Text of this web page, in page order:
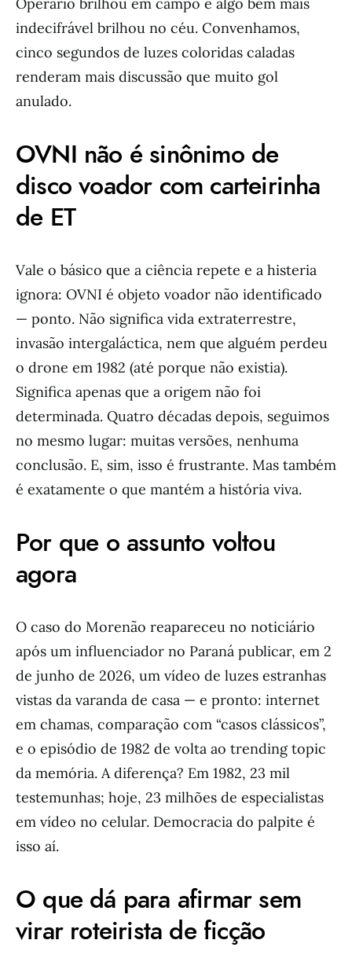
indecifrável brilhou no céu. Convenhamos,
cinco segundos de luzes coloridas caladas
renderam mais discussão que muito gol
anulado.
OVNI não é sinônimo de
disco voador com carteirinha
de ET
Vale o básico que a ciência repete e a histeria
ignora: OVNI é objeto voador não identificado
— ponto. Não significa vida extraterrestre,
invasão intergaláctica, nem que alguém perdeu
o drone em 1982 (até porque não existia).
Significa apenas que a origem não foi
determinada. Quatro décadas depois, seguimos
no mesmo lugar: muitas versões, nenhuma
conclusão. E, sim, isso é frustrante. Mas também
é exatamente o que mantém a história viva.
Por que o assunto voltou
agora
O caso do Morenão reapareceu no noticiário
após um influenciador no Paraná publicar, em 2
de junho de 2026, um vídeo de luzes estranhas
vistas da varanda de casa — e pronto: internet
em chamas, comparação com “casos clássicos”,
e o episódio de 1982 de volta ao trending topic
da memória. A diferença? Em 1982, 23 mil
testemunhas; hoje, 23 milhões de especialistas
em vídeo no celular. Democracia do palpite é
isso aí.
O que dá para afirmar sem
virar roteirista de ficção